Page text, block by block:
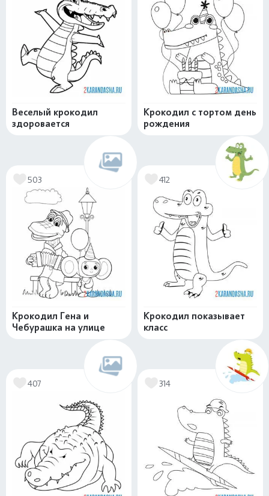
Веселый крокодил
здоровается
Крокодил с тортом день
рождения
503
Крокодил Гена и
Чебурашка на улице
412
Крокодил показывает
класс
407 314